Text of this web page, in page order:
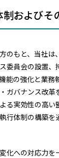
およびそ
のもと、当社
委員会の設置、
能の強化と業務
ガバナンス改
る実効性の高い
行体制の構築
化への対応力